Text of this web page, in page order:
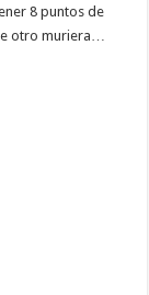
8 puntos de
otro muriera…